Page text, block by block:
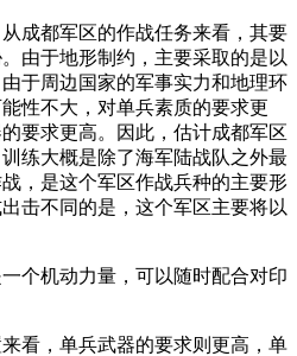
从成都军区的作战任务来看，其要
由于地形制约，主要采取的是以
于周边国家的军事实力和地理环
性不大，对单兵素质的要求更
要求更高。因此，估计成都军区
练大概是除了海军陆战队之外最
，是这个军区作战兵种的主要形
击不同的是，这个军区主要将以
机动力量，可以随时配合对印
看，单兵武器的要求则更高，单